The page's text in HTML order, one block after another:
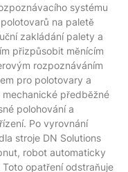
systému
na paletě
zakládání palety a
přizpůsobit měnícím
rozpoznáváním
pro polotovary a
předběžné
polohování a
Po vyrovnání
stroje DN Solutions
robot automaticky
opatření odstraňuje